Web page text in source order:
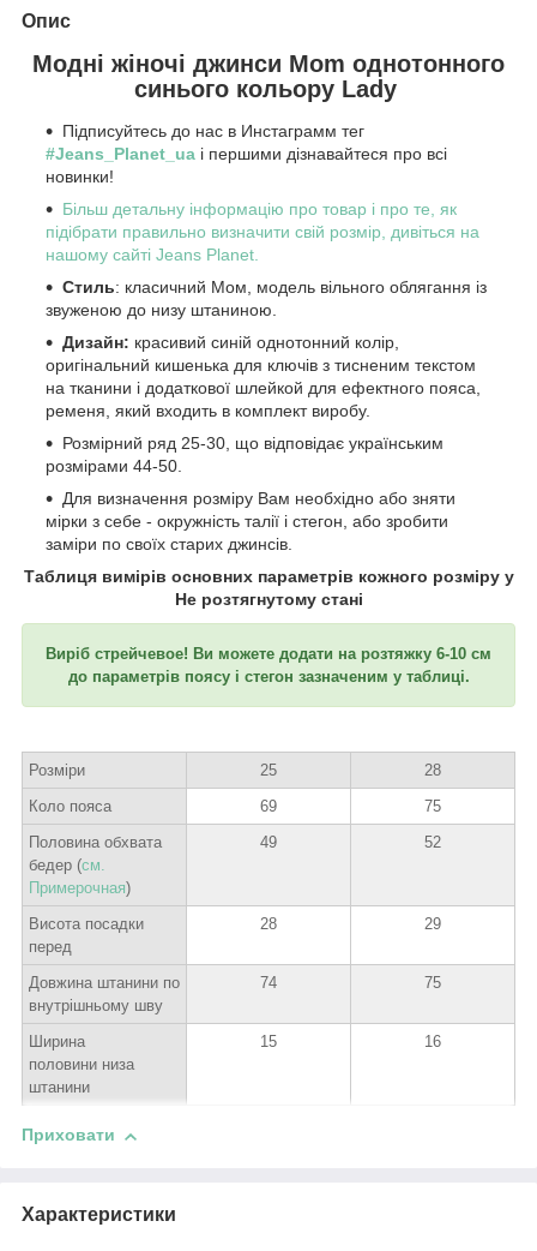
Опис
Модні жіночі джинси Mom однотонного
синього кольору Lady
Підписуйтесь до нас в Инстаграмм тег
#Jeans_Planet_ua і першими дізнавайтеся про всі
новинки!
Більш детальну інформацію про товар і про те, як
підібрати правильно визначити свій розмір, дивіться на
нашому сайті Jeans Planet.
Стиль: класичний Мом, модель вільного облягання із
звуженою до низу штаниною.
Дизайн: красивий синій однотонний колір,
оригінальний кишенька для ключів з тисненим текстом
на тканини і додаткової шлейкой для ефектного пояса,
ременя, який входить в комплект виробу.
Розмірний ряд 25-30, що відповідає українським
розмірами 44-50.
Для визначення розміру Вам необхідно або зняти
мірки з себе - окружність талії і стегон, або зробити
заміри по своїх старих джинсів.
Таблиця вимірів основних параметрів кожного розміру у
Не розтягнутому стані
Виріб стрейчевое! Ви можете додати на розтяжку 6-10 см
до параметрів поясу і стегон зазначеним у таблиці.
Розміри 25
28
Коло пояса
69
75
Половина обхвата
бедер (см.
Примерочная)
49 52
Висота посадки
перед
28 29
Довжина штанини по
внутрішньому шву
74 75
Ширина
половини низа
штанини
15 16
Приховати
Характеристики